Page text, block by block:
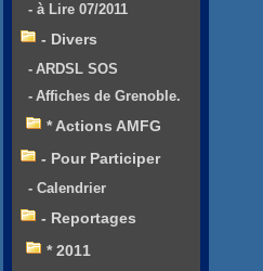
- à Lire 07/2011
- Divers
- ARDSL SOS
- Affiches de Grenoble.
* Actions AMFG
- Pour Participer
- Calendrier
- Reportages
* 2011